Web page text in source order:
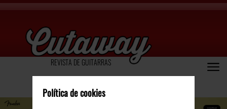
REVISTA DE GUITARRAS
Política de cookies